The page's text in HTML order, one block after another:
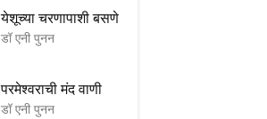
येशूच्या चरणापाशी बसणे
डॉ एनी पुनन
परमेश्वराची मंद वाणी
डॉ एनी पुनन